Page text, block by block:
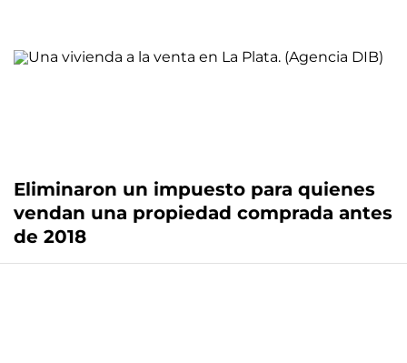
Eliminaron un impuesto para quienes
vendan una propiedad comprada antes
de 2018